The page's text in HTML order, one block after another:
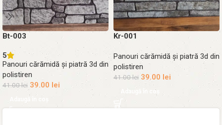
Bt-003
5
Panouri cărămidă și piatră 3d din
polistiren
41.00lei 39.00 lei
Adaugă în coș
Kr-001
Panouri cărămidă și piatră 3d din
polistiren
41.00lei 39.00 lei
Adaugă în coș